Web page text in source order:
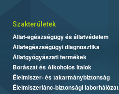
Szakterületek
Állat-egészségügy és állatvédelem
Állategészségügyi diagnosztika
Állatgyógyászati termékek
Borászat és Alkoholos Italok
Élelmiszer- és takarmánybiztonság
Élelmiszerlánc-biztonsági laborhálózat